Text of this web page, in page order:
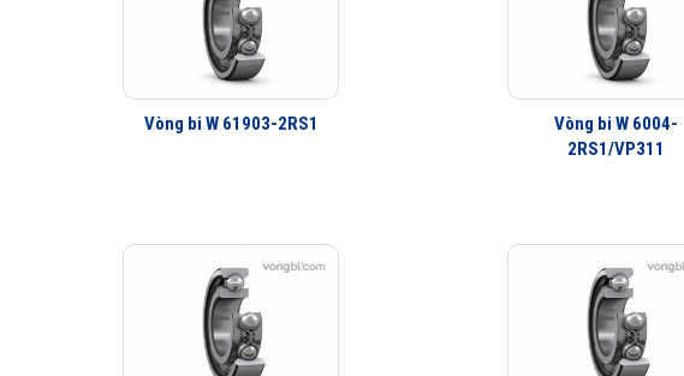
Vòng bi W 61903-2RS1
Vòng bi W 6004-
2RS1/VP311